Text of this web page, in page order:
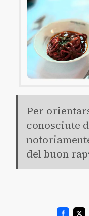
Per
conosciute
del buon